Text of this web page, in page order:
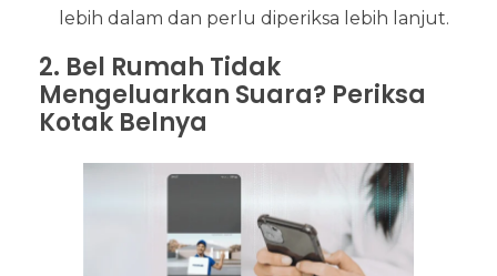
lebih dalam dan perlu diperiksa lebih lanjut.
2. Bel Rumah Tidak
Mengeluarkan Suara? Periksa
Kotak Belnya